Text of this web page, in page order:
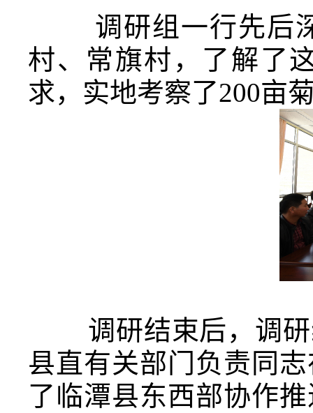
调研组一行先后深
村、常旗村，了解了
求，实地考察了200亩
调研结束后，调研
县直有关部门负责同
了临潭县东西部协作